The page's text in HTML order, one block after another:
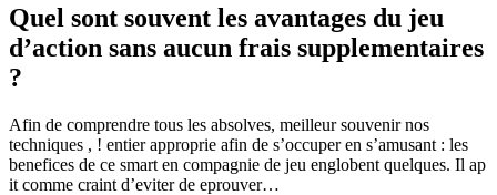
Quel sont souvent les avantages du jeu
d’action sans aucun frais supplementaires
?
Afin de comprendre tous les absolves, meilleur souvenir nos
techniques , ! entier approprie afin de s’occuper en s’amusant : les
benefices de ce smart en compagnie de jeu englobent quelques. Il ap
it comme craint d’eviter de eprouver…